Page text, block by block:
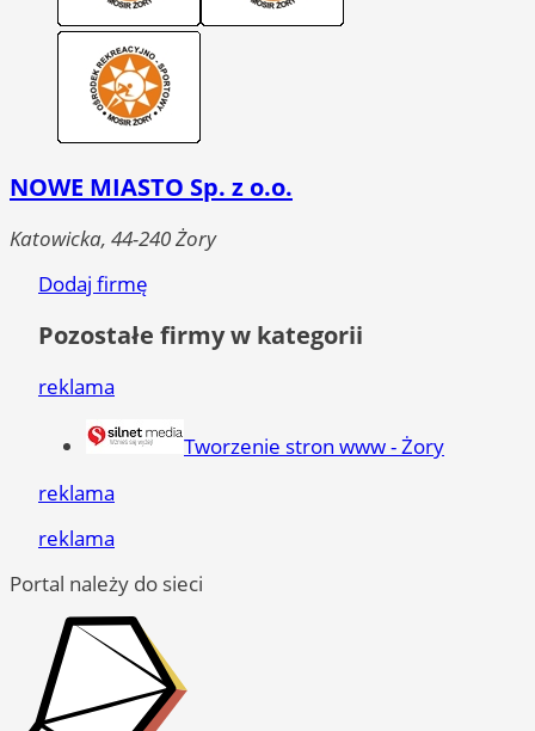
NOWE MIASTO Sp. z o.o.
Katowicka, 44-240 Żory
Dodaj firmę
Pozostałe firmy w kategorii
reklama
Tworzenie stron www - Żory
reklama
reklama
Portal należy do sieci